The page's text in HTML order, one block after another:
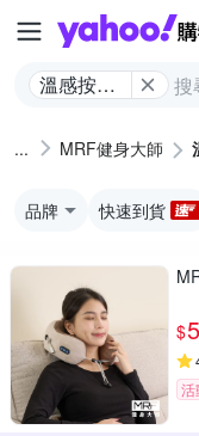
溫感按摩
MRF健身大師
品牌 快速到貨
$
活